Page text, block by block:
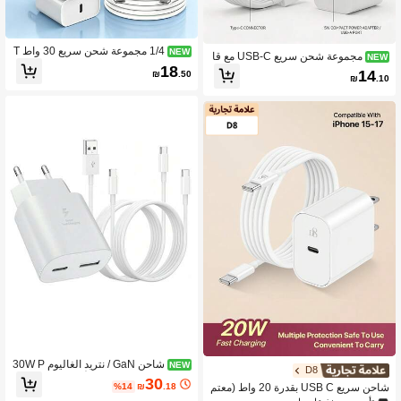
NEW
مجموعة شحن سريع USB-C مع قا
بس عالمي أمريكي ومحول شاحن مع كاب
عالي الكفاءة للسيارة Apple Carplay، م
توافق مع سلسلة 17/16/15 Pro Max Pl
us وأجهزة Android Type-C الأخرى، مج
موعة محول محمولة للسفر باللون الأبيض
₪14.10
D8
شاحن سريع USB C بقدرة 20 واط (معتم
NEW
1/4 مجموعة شحن سريع 30 واط T
ype-C شاحن حائط USB C + كابل USB
C إلى Type C بطول 3.3 قدم/100 سم لن
₪18.50
NEW
شاحن GaN / نتريد الغاليوم 30W P
D فائق السرعة متعدد الألوان محمول قاب
ل للطي قابس EU USB C شاحن سفر م
₪30 .18
%14